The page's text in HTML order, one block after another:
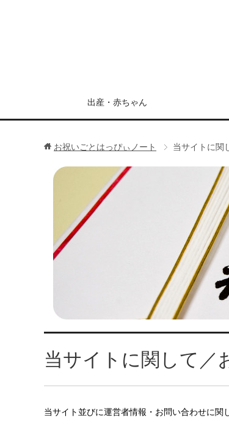
出産・赤ちゃん
お祝いごとはっぴぃノート 当サイトに関
当サイトに関して／
当サイト並びに運営者情報・お問い合わせに関